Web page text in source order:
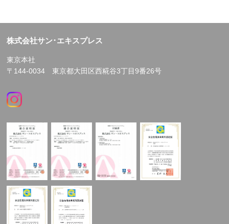
株式会社サン･エキスプレス
東京本社
〒144-0034 東京都大田区西糀谷3丁目9番26号